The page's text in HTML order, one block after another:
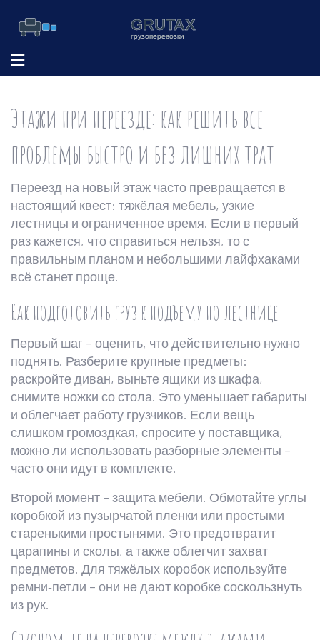
Этажи при переезде: как решить все
проблемы быстро и без лишних трат
Переезд на новый этаж часто превращается в
настоящий квест: тяжёлая мебель, узкие
лестницы и ограниченное время. Если в первый
раз кажется, что справиться нельзя, то с
правильным планом и небольшими лайфхаками
всё станет проще.
Как подготовить груз к подъёму по лестнице
Первый шаг – оценить, что действительно нужно
поднять. Разберите крупные предметы:
раскройте диван, выньте ящики из шкафа,
снимите ножки со стола. Это уменьшает габариты
и облегчает работу грузчиков. Если вещь
слишком громоздкая, спросите у поставщика,
можно ли использовать разборные элементы –
часто они идут в комплекте.
Второй момент – защита мебели. Обмотайте углы
коробкой из пузырчатой пленки или простыми
старенькими простынями. Это предотвратит
царапины и сколы, а также облегчит захват
предметов. Для тяжёлых коробок используйте
ремни‑петли – они не дают коробке соскользнуть
из рук.